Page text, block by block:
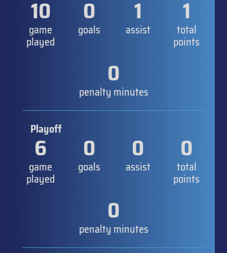
10
game
played
0
goals
1
assist
1
total
points
0
penalty minutes
Playoff
6
game
played
0
goals
0
assist
0
total
points
0
penalty minutes